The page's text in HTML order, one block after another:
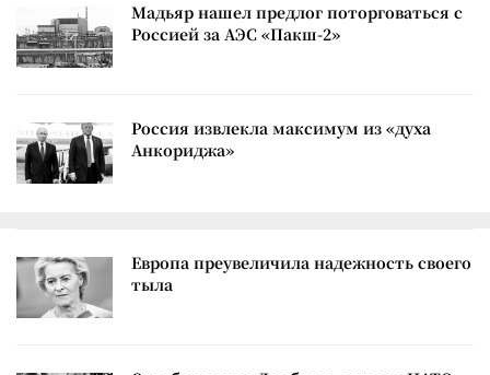
Мадьяр нашел предлог поторговаться с
Россией за АЭС «Пакш-2»
Россия извлекла максимум из «духа
Анкориджа»
Европа преувеличила надежность своего
тыла